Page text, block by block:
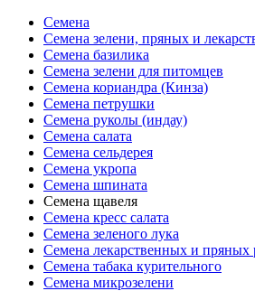
Семена
Семена зелени, пряных и
Семена базилика
Семена зелени для питомцев
Семена кориандра (Кинза)
Семена петрушки
Семена руколы (индау)
Семена салата
Семена сельдерея
Семена укропа
Семена шпината
Семена щавеля
Семена кресс салата
Семена зеленого лука
Семена лекарственных и пряных
Семена табака курительного
Семена микрозелени